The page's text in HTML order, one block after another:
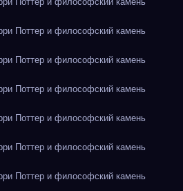
Поттер и философский камень
Поттер и философский камень
Поттер и философский камень
Поттер и философский камень
Поттер и философский камень
Поттер и философский камень